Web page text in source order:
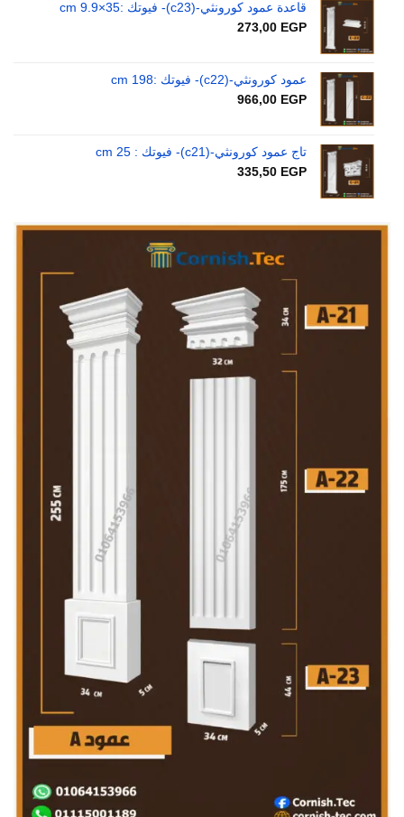
قاعدة عمود كورونثي-(c23)- فيوتك :35×9.9 cm
273,00 EGP
عمود كورونثي-(c22)- فيوتك :198 cm
966,00 EGP
تاج عمود كورونثي-(c21)- فيوتك : 25 cm
335,50 EGP